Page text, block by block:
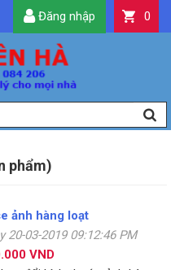
0
Đăng nhập
phẩm)
ảnh hàng loạt
20-03-2019 09:12:46 PM
VND